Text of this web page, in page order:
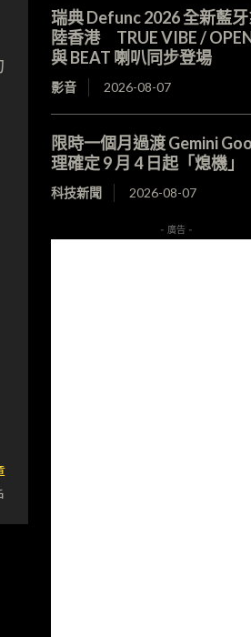
瑞典 Defunc 2026 全新藍
陸香港 TRUE VIBE /
與 BEAT 喇叭同步登場
影音 2026-08-07
限時一個月過渡 Gemini
理確定 9 月 4 日起「熄機」
科技新聞 2026-08-07
- 廣告 -